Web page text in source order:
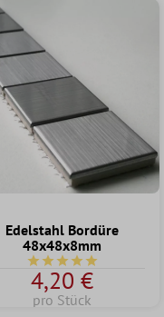
5 von 5 Sternen
Edelstahl Bordüre
48x48x8mm
Durchschnittliche
4,20 €
pro Stück